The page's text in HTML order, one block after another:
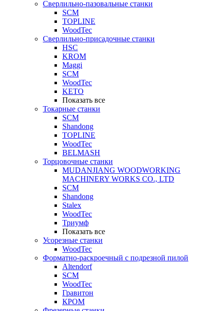
Сверлильно-пазовальные станки
SCM
TOPLINE
WoodTec
Сверлильно-присадочные станки
HSC
KROM
Maggi
SCM
WoodTec
KETO
Показать все
Токарные станки
SCM
Shandong
TOPLINE
WoodTec
BELMASH
Торцовочные станки
MUDANJIANG WOODWORKING
MACHINERY WORKS CO., LTD
SCM
Shandong
Stalex
WoodTec
Триумф
Показать все
Усорезные станки
WoodTec
Форматно-раскроечный с подрезной пилой
Altendorf
SCM
WoodTec
Гравитон
КРОМ